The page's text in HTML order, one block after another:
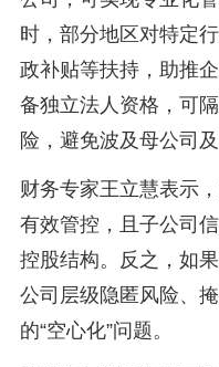
时，部分地区对特定
政补贴等扶持，助推
备独立法人资格，可
险，避免波及母公司
财务专家王立慧表示
有效管控，且子公司
控股结构。反之，如
公司层级隐匿风险、
的“空心化”问题。